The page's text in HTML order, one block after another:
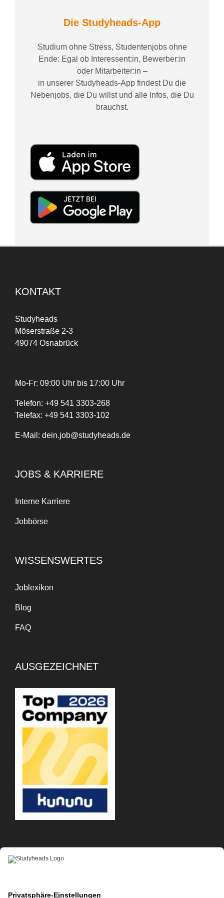
Die Studyheads-App
Studium ohne Stress, Studentenjobs ohne
Ende: Egal ob Interessent:in, Bewerber:in
oder Mitarbeiter:in –
in unserer Studyheads-App findest Du die
Nebenjobs, die Du willst und alle Infos, die Du
brauchst.
KONTAKT
Studyheads
Möserstraße 2-3
49074 Osnabrück
Mo-Fr: 09:00 Uhr bis 17:00 Uhr
Telefon: +49 541 3303-268
Telefax: +49 541 3303-102
E-Mail: dein.job@studyheads.de
JOBS & KARRIERE
Interne Karriere
Jobbörse
WISSENSWERTES
Joblexikon
Blog
FAQ
AUSGEZEICHNET